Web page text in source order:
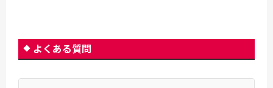
よくある質問